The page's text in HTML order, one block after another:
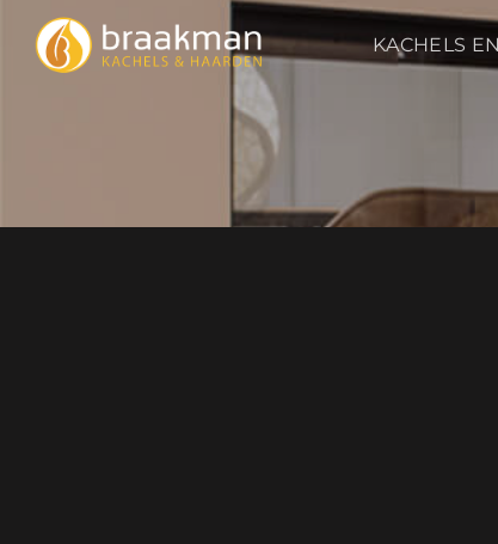
naar
inhoud
KACHELS